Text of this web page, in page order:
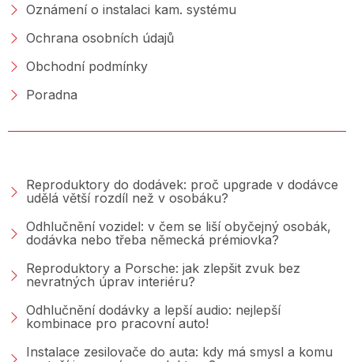
Oznámení o instalaci kam. systému
Ochrana osobních údajů
Obchodní podmínky
Poradna
Reproduktory do dodávek: proč upgrade v dodávce
udělá větší rozdíl než v osobáku?
Odhlučnění vozidel: v čem se liší obyčejný osobák,
dodávka nebo třeba německá prémiovka?
Reproduktory a Porsche: jak zlepšit zvuk bez
nevratných úprav interiéru?
Odhlučnění dodávky a lepší audio: nejlepší
kombinace pro pracovní auto!
Instalace zesilovače do auta: kdy má smysl a komu